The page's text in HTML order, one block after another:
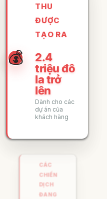
💰
THU
ĐƯỢC
TẠO RA
2.4
triệu đô
la trở
lên
Dành cho các
dự án của
khách hàng
CÁC
CHIẾN
DỊCH
ĐANG